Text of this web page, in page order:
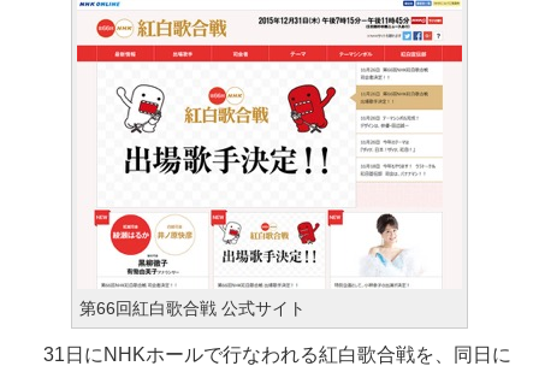
第66回紅白歌合戦 公式サイト
31日にNHKホールで行なわれる紅白歌合戦を、同日に